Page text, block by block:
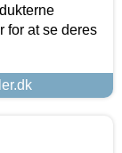
for at se deres